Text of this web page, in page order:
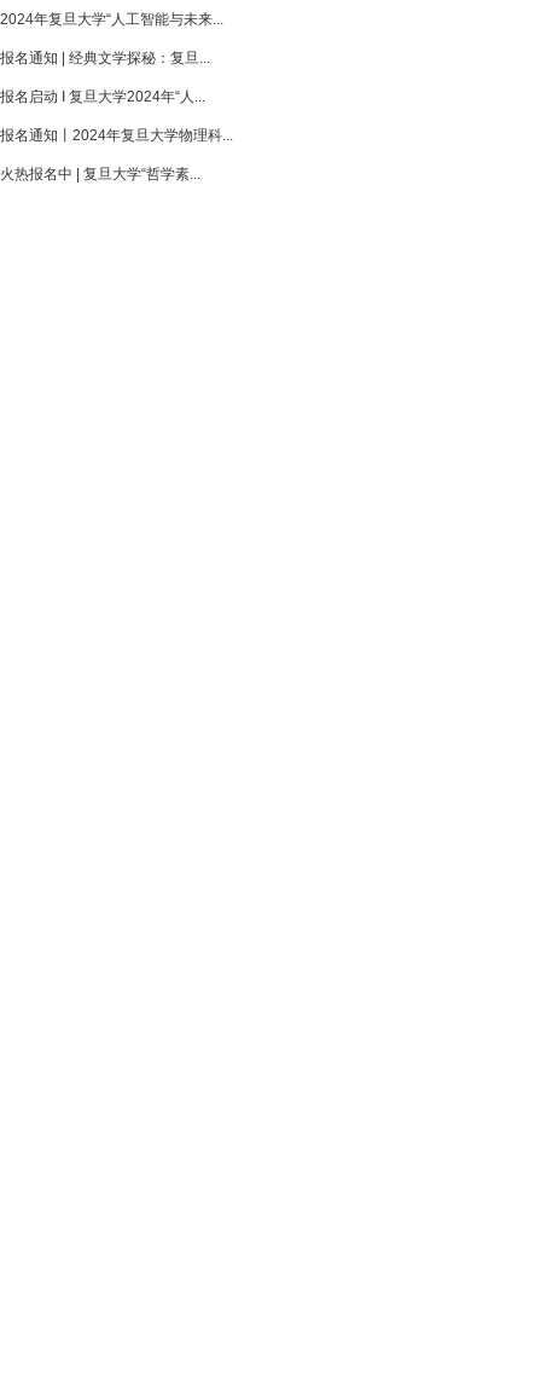
2024年复旦大学“人工智能与未来...
报名通知 | 经典文学探秘：复旦...
报名启动 I 复旦大学2024年“人...
报名通知丨2024年复旦大学物理科...
火热报名中 | 复旦大学“哲学素...